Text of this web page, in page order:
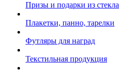
Призы и подарки из стекла
Плакетки, панно, тарелки
Футляры для наград
Текстильная продукция